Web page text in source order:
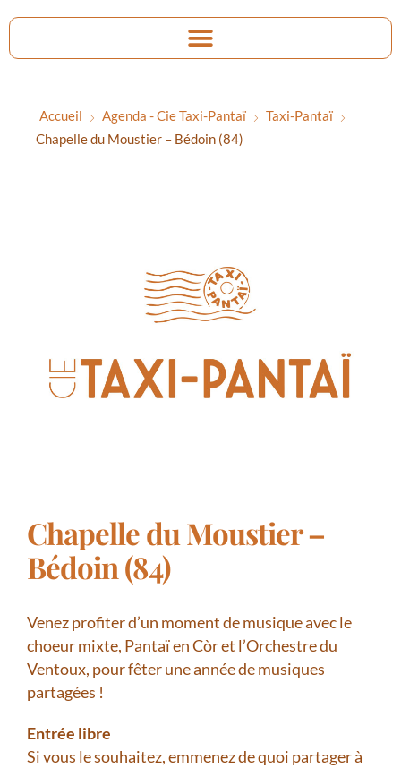
Accueil Agenda - Cie Taxi-Pantaï
Taxi-Pantaï
Chapelle du Moustier – Bédoin (84)
Chapelle du Moustier –
Bédoin (84)
Venez profiter d’un moment de musique avec le
choeur mixte, Pantaï en Còr et l’Orchestre du
Ventoux, pour fêter une année de musiques
partagées !
Entrée libre
Si vous le souhaitez, emmenez de quoi partager à